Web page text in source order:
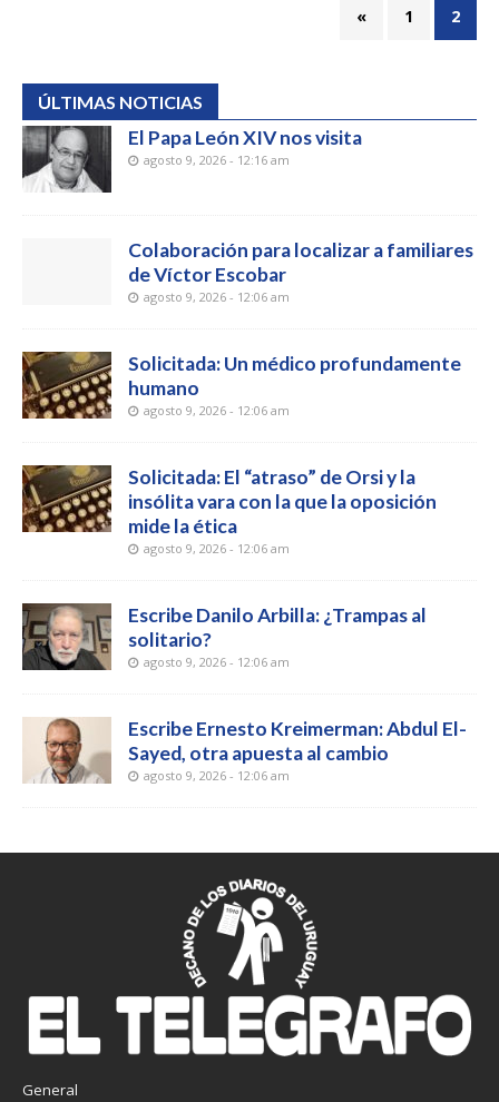
« 1 2
ÚLTIMAS NOTICIAS
El Papa León XIV nos visita
agosto 9, 2026 - 12:16 am
Colaboración para localizar a familiares
de Víctor Escobar
agosto 9, 2026 - 12:06 am
Solicitada: Un médico profundamente
humano
agosto 9, 2026 - 12:06 am
Solicitada: El “atraso” de Orsi y la
insólita vara con la que la oposición
mide la ética
agosto 9, 2026 - 12:06 am
Escribe Danilo Arbilla: ¿Trampas al
solitario?
agosto 9, 2026 - 12:06 am
Escribe Ernesto Kreimerman: Abdul El-
Sayed, otra apuesta al cambio
agosto 9, 2026 - 12:06 am
General